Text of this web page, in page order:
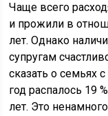
Чаще всего
и прожили в
лет. Однако
супругам
сказать о семьях
год распалось 19
лет. Это